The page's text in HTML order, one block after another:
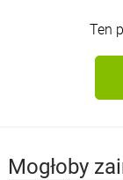
Ten
Mogłoby